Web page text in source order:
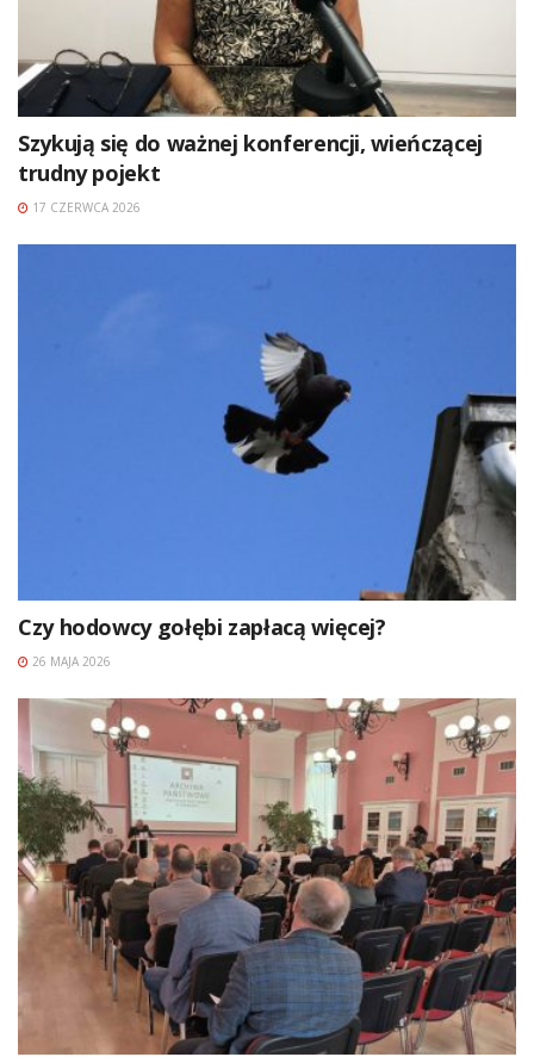
Szykują się do ważnej konferencji, wieńczącej
trudny pojekt
17 CZERWCA 2026
Czy hodowcy gołębi zapłacą więcej?
26 MAJA 2026